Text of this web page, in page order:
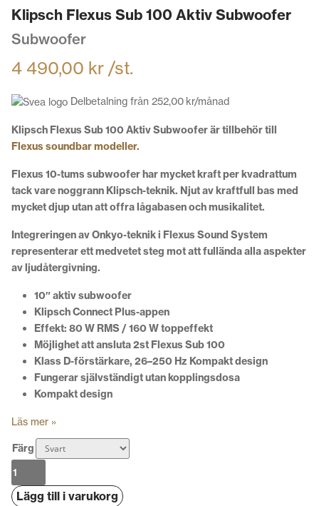
Klipsch Flexus Sub 100 Aktiv Subwoofer
Subwoofer
4 490,00 kr /st.
Delbetalning från 252,00 kr/månad
Klipsch Flexus Sub 100 Aktiv Subwoofer är tillbehör till
Flexus soundbar modeller.
Flexus 10-tums subwoofer har mycket kraft per kvadrattum
tack vare noggrann Klipsch-teknik. Njut av kraftfull bas med
mycket djup utan att offra lågabasen och musikalitet.
Integreringen av Onkyo-teknik i Flexus Sound System
representerar ett medvetet steg mot att fullända alla aspekter
av ljudåtergivning.
10″ aktiv subwoofer
Klipsch Connect Plus-appen
Effekt: 80 W RMS / 160 W toppeffekt
Möjlighet att ansluta 2st Flexus Sub 100
Klass D-förstärkare, 26–250 Hz Kompakt design
Fungerar självständigt utan kopplingsdosa
Kompakt design
Läs mer »
Färg
Klipsch
Flexus
Sub
Lägg till i varukorg